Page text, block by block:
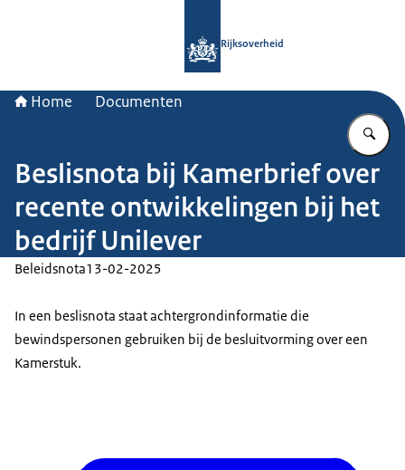
Rijksoverheid
Home Documenten
Beslisnota bij Kamerbrief over
recente ontwikkelingen bij het
bedrijf Unilever
Beleidsnota13-02-2025
In een beslisnota staat achtergrondinformatie die
bewindspersonen gebruiken bij de besluitvorming over een
Kamerstuk.